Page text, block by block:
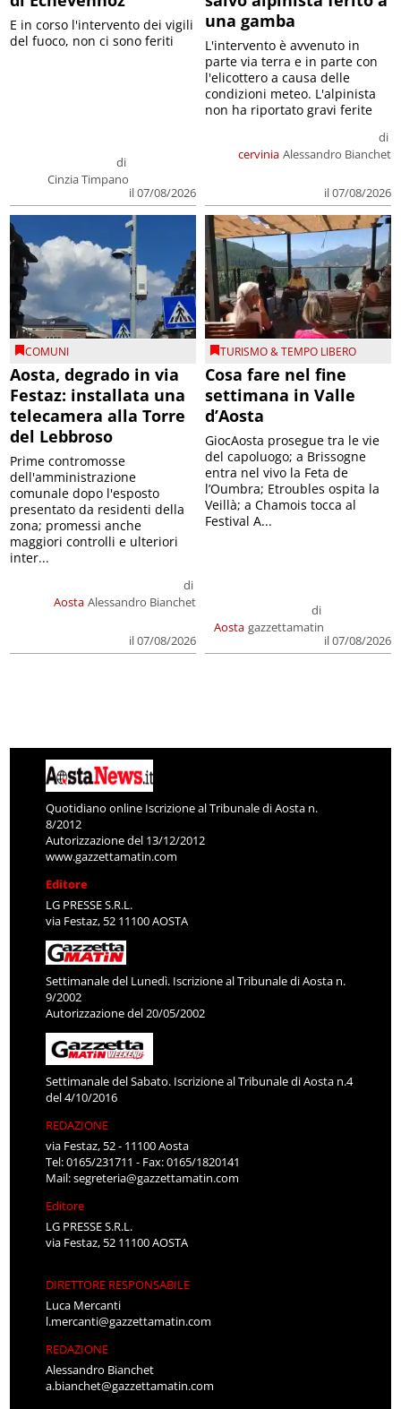
di
Cinzia Timpano
il 07/08/2026
E in corso l'intervento dei vigili
del fuoco, non ci sono feriti
una gamba
cervinia
di
Alessandro Bianchet
il 07/08/2026
L'intervento è avvenuto in
parte via terra e in parte con
l'elicottero a causa delle
condizioni meteo. L'alpinista
non ha riportato gravi ferite
COMUNI
Aosta, degrado in via
Festaz: installata una
telecamera alla Torre
del Lebbroso
Aosta
di
Alessandro Bianchet
il 07/08/2026
Prime contromosse
dell'amministrazione
comunale dopo l'esposto
presentato da residenti della
zona; promessi anche
maggiori controlli e ulteriori
inter...
TURISMO & TEMPO LIBERO
Cosa fare nel fine
settimana in Valle
d’Aosta
Aosta
di
gazzettamatin
il 07/08/2026
GiocAosta prosegue tra le vie
del capoluogo; a Brissogne
entra nel vivo la Feta de
l’Oumbra; Etroubles ospita la
Veillà; a Chamois tocca al
Festival A...
Quotidiano online Iscrizione al Tribunale di Aosta n.
8/2012
Autorizzazione del 13/12/2012
www.gazzettamatin.com
Editore
LG PRESSE S.R.L.
via Festaz, 52 11100 AOSTA
Settimanale del Lunedì. Iscrizione al Tribunale di Aosta n.
9/2002
Autorizzazione del 20/05/2002
Settimanale del Sabato. Iscrizione al Tribunale di Aosta n.4
del 4/10/2016
REDAZIONE
via Festaz, 52 - 11100 Aosta
Tel: 0165/231711 - Fax: 0165/1820141
Mail:segreteria@gazzettamatin.com
Editore
LG PRESSE S.R.L.
via Festaz, 52 11100 AOSTA
DIRETTORE RESPONSABILE
Luca Mercanti
l.mercanti@gazzettamatin.com
REDAZIONE
Alessandro Bianchet
a.bianchet@gazzettamatin.com